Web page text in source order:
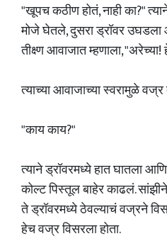
"खूपच कठीण होतं, नाही का?"
मोजे घेतले, दुसरा ड्रॉवर उघडला
तीक्ष्ण आवाजात म्हणाला,
त्याच्या आवाजाच्या स्वरामुळे वज्र
"काय काय?"
त्याने ड्रॉवरमध्ये हात घातला
कोल्ट पिस्तूल बाहेर काढलं.
ते ड्रॉवरमध्ये ठेवल्याचं वज्रने
हेच वज्र विसरला होता.